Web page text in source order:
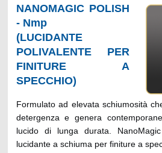
Mercedes, dal gruppo
requisiti VDA, classe A.
Suggerimenti per l’applicazione:
applicare puro o diluito fino a
raccomandato: 10-20 ml/auto.
NANOMAGIC POLISH
- Nmp
(LUCIDANTE
POLIVALENTE PER
FINITURE A
SPECCHIO)
Formulato ad elevata schiumosità
detergenza e genera
lucido di lunga durata.
lucidante a schiuma per finiture a